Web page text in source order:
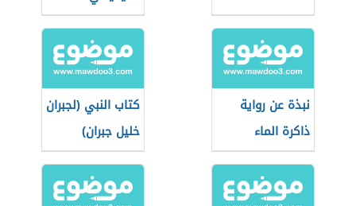
نبذة عن رواية
ذاكرة الماء
كتاب النبي (لجبران
خليل جبران)